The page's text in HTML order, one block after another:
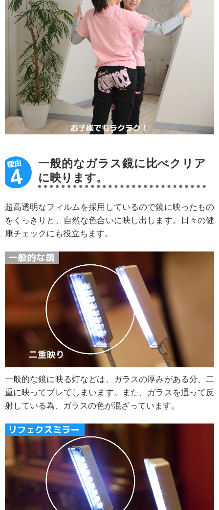
一般的なガラス鏡に比べクリア
に映ります。
超高透明なフィルムを採用しているので鏡に映ったもの
をくっきりと、自然な色合いに映し出します。日々の健
康チェックにも役立ちます。
一般的な鏡に映る灯などは、ガラスの厚みがある分、二
重に映ってブレてしまいます。また、ガラスを通って反
射している為、ガラスの色が混ざっています。